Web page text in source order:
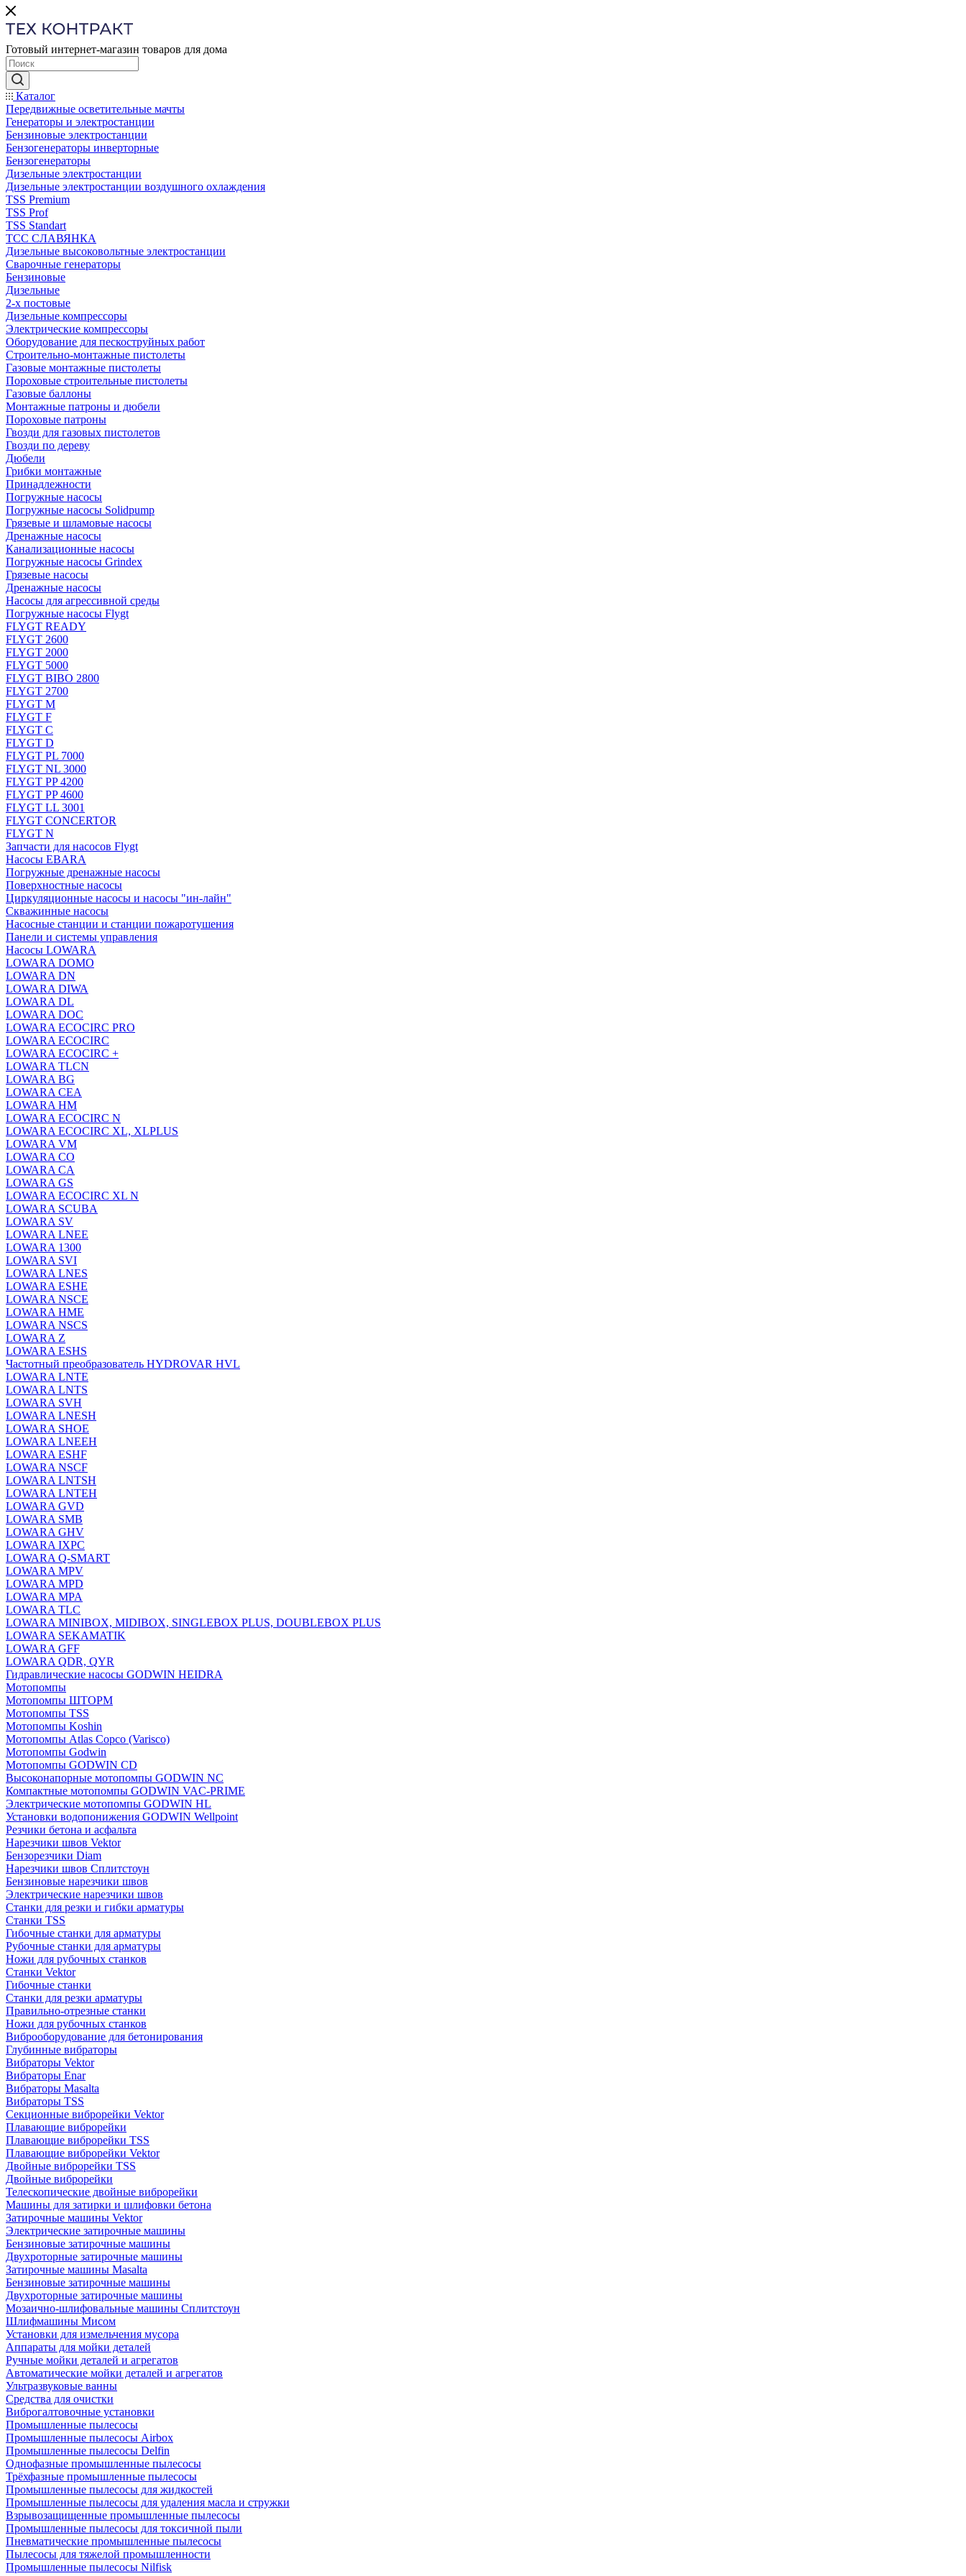
Готовый интернет-магазин товаров для дома
Каталог
Передвижные осветительные мачты
Генераторы и электростанции
Бензиновые электростанции
Бензогенераторы инверторные
Бензогенераторы
Дизельные электростанции
Дизельные электростанции воздушного охлаждения
TSS Premium
TSS Prof
TSS Standart
ТСС СЛАВЯНКА
Дизельные высоковольтные электростанции
Сварочные генераторы
Бензиновые
Дизельные
2-х постовые
Дизельные компрессоры
Электрические компрессоры
Оборудование для пескоструйных работ
Строительно-монтажные пистолеты
Газовые монтажные пистолеты
Пороховые строительные пистолеты
Газовые баллоны
Монтажные патроны и дюбели
Пороховые патроны
Гвозди для газовых пистолетов
Гвозди по дереву
Дюбели
Грибки монтажные
Принадлежности
Погружные насосы
Погружные насосы Solidpump
Грязевые и шламовые насосы
Дренажные насосы
Канализационные насосы
Погружные насосы Grindex
Грязевые насосы
Дренажные насосы
Насосы для агрессивной среды
Погружные насосы Flygt
FLYGT READY
FLYGT 2600
FLYGT 2000
FLYGT 5000
FLYGT BIBO 2800
FLYGT 2700
FLYGT M
FLYGT F
FLYGT C
FLYGT D
FLYGT PL 7000
FLYGT NL 3000
FLYGT PP 4200
FLYGT PP 4600
FLYGT LL 3001
FLYGT CONCERTOR
FLYGT N
Запчасти для насосов Flygt
Насосы EBARA
Погружные дренажные насосы
Поверхностные насосы
Циркуляционные насосы и насосы "ин-лайн"
Скважинные насосы
Насосные станции и станции пожаротушения
Панели и системы управления
Насосы LOWARA
LOWARA DOMO
LOWARA DN
LOWARA DIWA
LOWARA DL
LOWARA DOC
LOWARA ECOCIRC PRO
LOWARA ECOCIRC
LOWARA ECOCIRC +
LOWARA TLCN
LOWARA BG
LOWARA CEA
LOWARA HM
LOWARA ECOCIRC N
LOWARA ECOCIRC XL, XLPLUS
LOWARA VM
LOWARA CO
LOWARA CA
LOWARA GS
LOWARA ECOCIRC XL N
LOWARA SCUBA
LOWARA SV
LOWARA LNEE
LOWARA 1300
LOWARA SVI
LOWARA LNES
LOWARA ESHE
LOWARA NSCE
LOWARA HME
LOWARA NSCS
LOWARA Z
LOWARA ESHS
Частотный преобразователь HYDROVAR HVL
LOWARA LNTE
LOWARA LNTS
LOWARA SVH
LOWARA LNESH
LOWARA SHOE
LOWARA LNEEH
LOWARA ESHF
LOWARA NSCF
LOWARA LNTSH
LOWARA LNTEH
LOWARA GVD
LOWARA SMB
LOWARA GHV
LOWARA IXPС
LOWARA Q-SMART
LOWARA MPV
LOWARA MPD
LOWARA MPA
LOWARA TLC
LOWARA MINIBOX, MIDIBOX, SINGLEBOX PLUS, DOUBLEBOX PLUS
LOWARA SEKAMATIK
LOWARA GFF
LOWARA QDR, QYR
Гидравлические насосы GODWIN HEIDRA
Мотопомпы
Мотопомпы ШТОРМ
Мотопомпы TSS
Мотопомпы Koshin
Мотопомпы Atlas Copco (Varisco)
Мотопомпы Godwin
Мотопомпы GODWIN CD
Высоконапорные мотопомпы GODWIN NC
Компактные мотопомпы GODWIN VAC-PRIME
Электрические мотопомпы GODWIN HL
Установки водопонижения GODWIN Wellpoint
Резчики бетона и асфальта
Нарезчики швов Vektor
Бензорезчики Diam
Нарезчики швов Сплитстоун
Бензиновые нарезчики швов
Электрические нарезчики швов
Станки для резки и гибки арматуры
Станки TSS
Гибочные станки для арматуры
Рубочные станки для арматуры
Ножи для рубочных станков
Станки Vektor
Гибочные станки
Станки для резки арматуры
Правильно-отрезные станки
Ножи для рубочных станков
Виброоборудование для бетонирования
Глубинные вибраторы
Вибраторы Vektor
Вибраторы Enar
Вибраторы Masalta
Вибраторы TSS
Секционные виброрейки Vektor
Плавающие виброрейки
Плавающие виброрейки TSS
Плавающие виброрейки Vektor
Двойные виброрейки TSS
Двойные виброрейки
Телескопические двойные виброрейки
Машины для затирки и шлифовки бетона
Затирочные машины Vektor
Электрические затирочные машины
Бензиновые затирочные машины
Двухроторные затирочные машины
Затирочные машины Masalta
Бензиновые затирочные машины
Двухроторные затирочные машины
Мозаично-шлифовальные машины Сплитстоун
Шлифмашины Мисом
Установки для измельчения мусора
Аппараты для мойки деталей
Ручные мойки деталей и агрегатов
Автоматические мойки деталей и агрегатов
Ультразвуковые ванны
Средства для очистки
Виброгалтовочные установки
Промышленные пылесосы
Промышленные пылесосы Airbox
Промышленные пылесосы Delfin
Однофазные промышленные пылесосы
Трёхфазные промышленные пылесосы
Промышленные пылесосы для жидкостей
Промышленные пылесосы для удаления масла и стружки
Взрывозащищенные промышленные пылесосы
Промышленные пылесосы для токсичной пыли
Пневматические промышленные пылесосы
Пылесосы для тяжелой промышленности
Промышленные пылесосы Nilfisk